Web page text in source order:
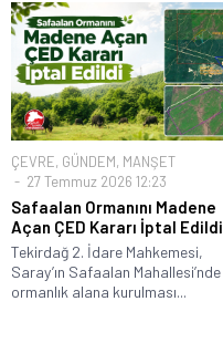
ÇEVRE, GÜNDEM, MANŞET
27 Temmuz 2026 12:23
Safaalan Ormanını Madene
Açan ÇED Kararı İptal Edildi
Tekirdağ 2. İdare Mahkemesi,
Saray’ın Safaalan Mahallesi’nde
ormanlık alana kurulması...